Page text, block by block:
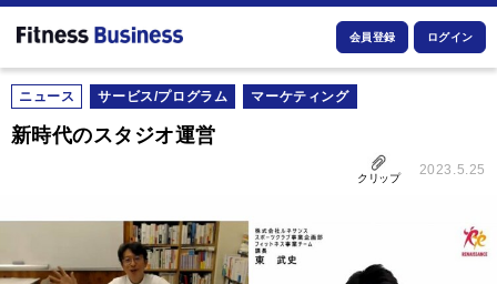
会員登録 ログイン
ニュース サービス/プログラム マーケティング
新時代のスタジオ運営
クリップ
2023.5.25